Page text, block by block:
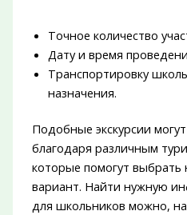
Точное количество
Дату и время
Транспортировку
назначения.
Подобные экскурсии
благодаря различным
которые помогут
вариант. Найти нужную
для школьников можно,